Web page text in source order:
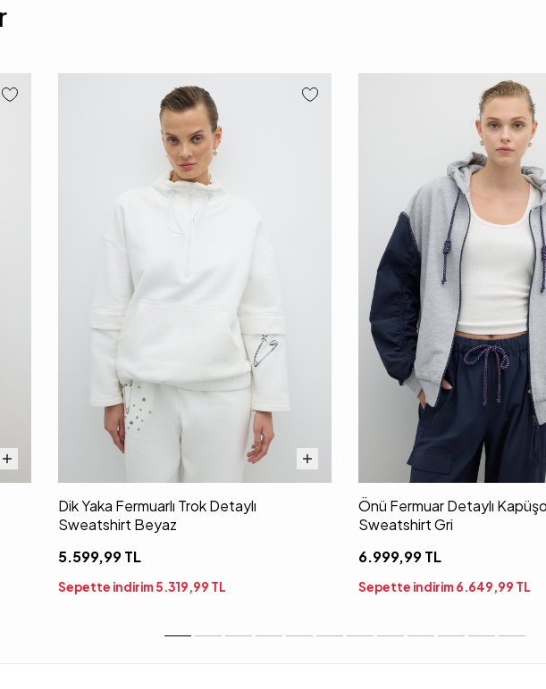
Dik Yaka Fermuarlı Trok Detaylı
Sweatshirt Beyaz
5.599,99TL
Sepette indirim5.319,99 TL
Önü Fermuar Detaylı
Sweatshirt Gri
6.999,99TL
Sepette indirim6.649,99 TL